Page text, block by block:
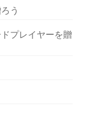
う
プレイヤーを贈